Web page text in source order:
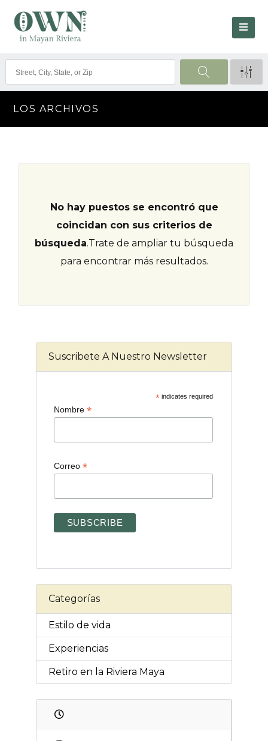
LOS ARCHIVOS
No hay puestos se encontró que
coincidan con sus criterios de
búsqueda.Trate de ampliar tu búsqueda
para encontrar más resultados.
Suscribete A Nuestro Newsletter
*indicates required
Nombre *
Correo *
Categorías
Estilo de vida
Experiencias
Retiro en la Riviera Maya